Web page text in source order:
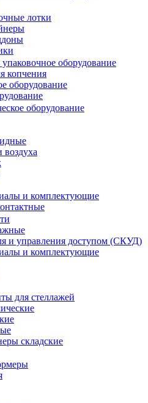
лотки
оборудование
копчения
оборудование
оборудование
и комплектующие
и управления доступом (СКУД)
и комплектующие
для стеллажей
складские